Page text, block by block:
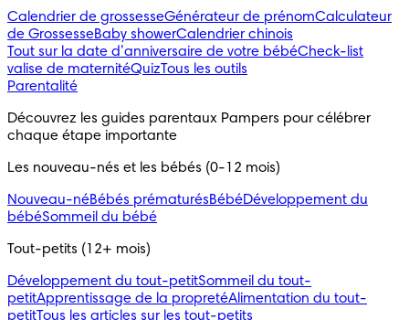
Calendrier de grossesseGénérateur de prénomCalculateur
de GrossesseBaby showerCalendrier chinois
Tout sur la date d’anniversaire de votre bébéCheck-list
valise de maternitéQuizTous les outils
Parentalité
Découvrez les guides parentaux Pampers pour célébrer
chaque étape importante
Les nouveau-nés et les bébés (0-12 mois)
Nouveau-néBébés prématurésBébéDéveloppement du
bébéSommeil du bébé
Tout-petits (12+ mois)
Développement du tout-petitSommeil du tout-
petitApprentissage de la propretéAlimentation du tout-
petitTous les articles sur les tout-petits